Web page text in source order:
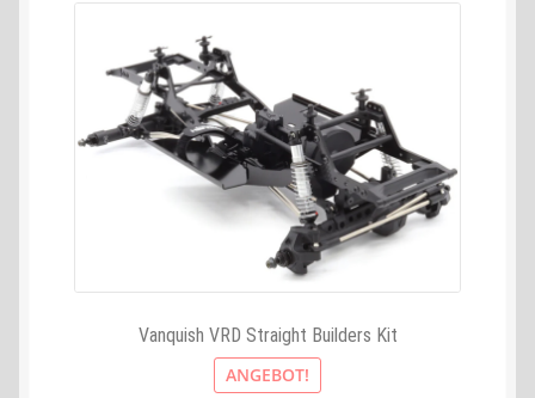
Vanquish VRD Straight Builders Kit
ANGEBOT!